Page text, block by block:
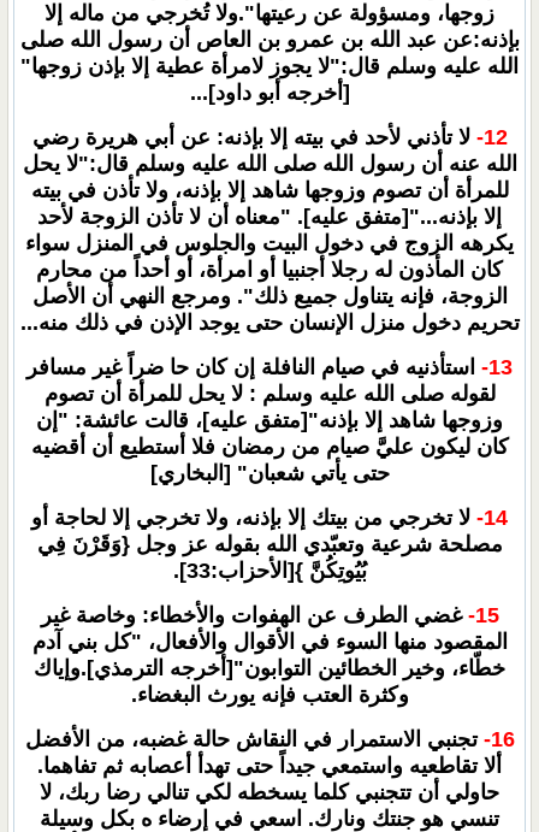
زوجها، ومسؤولة عن رعيتها".ولا تُخرجي من ماله إلا
بإذنه:عن عبد الله بن عمرو بن العاص أن رسول الله صلى
الله عليه وسلم قال:"لا يجوز لامرأة عطية إلا بإذن زوجها"
[أخرجه أبو داود]...
12- لا تأذني لأحد في بيته إلا بإذنه: عن أبي هريرة رضي
الله عنه أن رسول الله صلى الله عليه وسلم قال:"لا يحل
للمرأة أن تصوم وزوجها شاهد إلا بإذنه، ولا تأذن في بيته
إلا بإذنه..."[متفق عليه]. "معناه أن لا تأذن الزوجة لأحد
يكرهه الزوج في دخول البيت والجلوس في المنزل سواء
كان المأذون له رجلا أجنبيا أو امرأة، أو أحداً من محارم
الزوجة، فإنه يتناول جميع ذلك". ومرجع النهي أن الأصل
تحريم دخول منزل الإنسان حتى يوجد الإذن في ذلك منه...
13-
استأذنيه في صيام النافلة إن كان حا ضراً غير مسافر
لقوله صلى الله عليه وسلم : لا يحل للمرأة أن تصوم
وزوجها شاهد إلا بإذنه"[متفق عليه]، قالت عائشة: "إن
كان ليكون عليَّ صيام من رمضان فلا أستطيع أن أقضيه
حتى يأتي شعبان" [البخاري]
14- لا تخرجي من بيتك إلا بإذنه، ولا تخرجي إلا لحاجة أو
مصلحة شرعية وتعبّدي الله بقوله عز وجل {وَقَرْنَ فِي
بُيُوتِكُنَّ }[الأحزاب:33].
15- غضي الطرف عن الهفوات والأخطاء: وخاصة غير
المقصود منها السوء في الأقوال والأفعال، "كل بني آدم
خطّاء، وخير الخطائين التوابون"[أخرجه الترمذي].وإياك
وكثرة العتب فإنه يورث البغضاء.
16- تجنبي الاستمرار في النقاش حالة غضبه، من الأفضل
ألا تقاطعيه واستمعي جيداً حتى تهدأ أعصابه ثم تفاهما.
حاولي أن تتجنبي كلما يسخطه لكي تنالي رضا ربك، لا
تنسي هو جنتك ونارك. اسعي في إرضاء ه بكل وسيلة